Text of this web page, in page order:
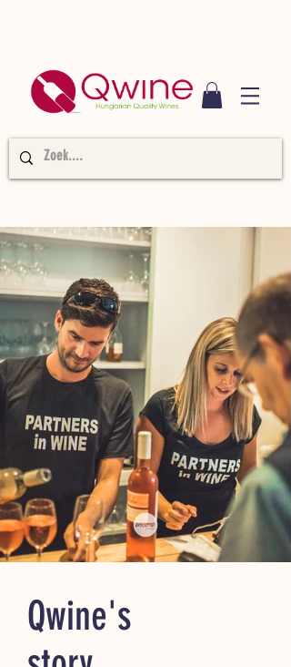
Qwine's